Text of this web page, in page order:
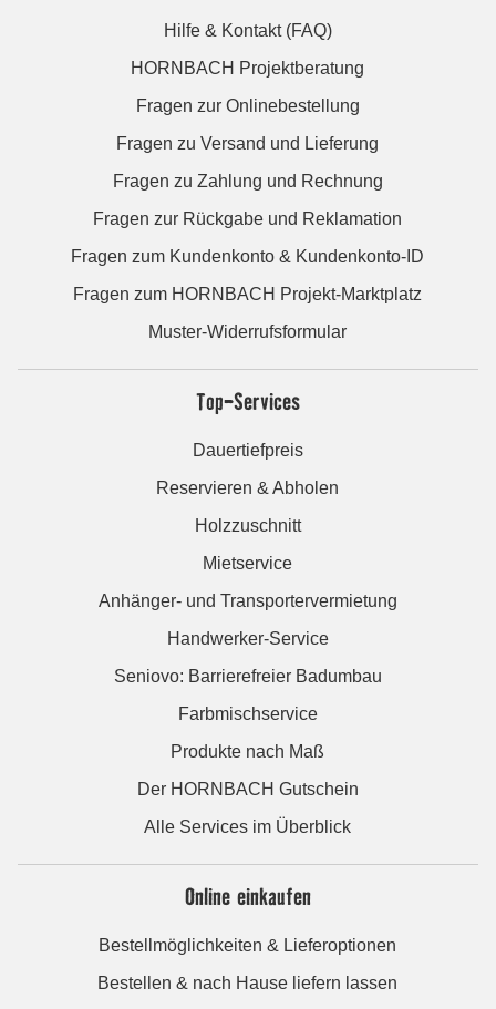
Hilfe & Kontakt (FAQ)
HORNBACH Projektberatung
Fragen zur Onlinebestellung
Fragen zu Versand und Lieferung
Fragen zu Zahlung und Rechnung
Fragen zur Rückgabe und Reklamation
Fragen zum Kundenkonto & Kundenkonto-ID
Fragen zum HORNBACH Projekt-Marktplatz
Muster-Widerrufsformular
Top-Services
Dauertiefpreis
Reservieren & Abholen
Holzzuschnitt
Mietservice
Anhänger- und Transportervermietung
Handwerker-Service
Seniovo: Barrierefreier Badumbau
Farbmischservice
Produkte nach Maß
Der HORNBACH Gutschein
Alle Services im Überblick
Online einkaufen
Bestellmöglichkeiten & Lieferoptionen
Bestellen & nach Hause liefern lassen